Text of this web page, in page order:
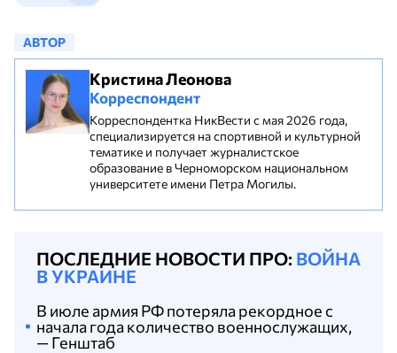
АВТОР
Кристина Леонова
Корреспондент
Корреспондентка НикВести с мая 2026 года,
специализируется на спортивной и культурной
тематике и получает журналистское
образование в Черноморском национальном
университете имени Петра Могилы.
ПОСЛЕДНИЕ НОВОСТИ ПРО: ВОЙНА
В УКРАИНЕ
В июле армия РФ потеряла рекордное с
начала года количество военнослужащих,
— Генштаб